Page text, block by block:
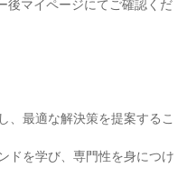
後マイページにてご確認くだ
、最適な解決策を提案するこ
ドを学び、専門性を身につけ